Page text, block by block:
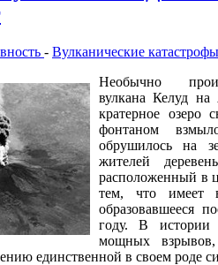
- Вулканические катастрофы
Необычно
вулкана Келуд
кратерное озеро
фонтаном
обрушилось на
жителей
расположенный в
тем, что имеет
образовавшееся
году. В
мощных
единственной в своем роде